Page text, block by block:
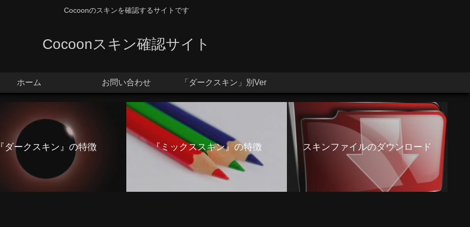
Cocoonのスキンを確認するサイトです
Cocoonスキン確認サイト
ホーム お問い合わせ 「ダークスキン」別Ver
『ダークスキン』の特徴 『ミックススキン』の特徴 スキンファイルのダウンロード